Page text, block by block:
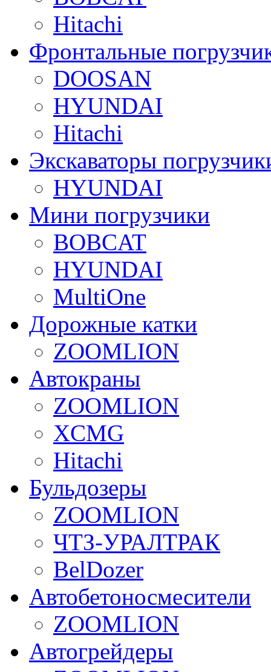
Hitachi
Фронтальные
DOOSAN
HYUNDAI
Hitachi
Экскаваторы
HYUNDAI
Мини погрузчики
BOBCAT
HYUNDAI
MultiOne
Дорожные катки
ZOOMLION
Автокраны
ZOOMLION
XCMG
Hitachi
Бульдозеры
ZOOMLION
ЧТЗ-УРАЛТРАК
BelDozer
Автобетоносмесители
ZOOMLION
Автогрейдеры